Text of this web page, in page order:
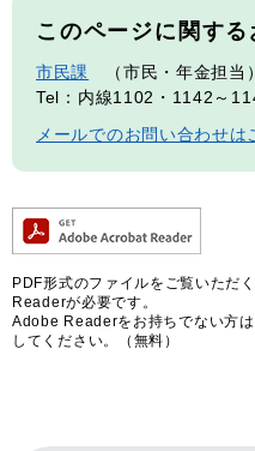
このページに関す
市民課
市民・年金担当
Tel：内線1102・1142～
メールでのお問い合わせは
PDF形式のファイルをご覧いただ
Readerが必要です。
Adobe Readerをお持ちでない方
してください。（無料）